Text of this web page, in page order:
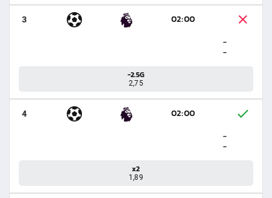
3
02:00
-
-
-2.5G
2,75
4
02:00
-
-
x2
1,89